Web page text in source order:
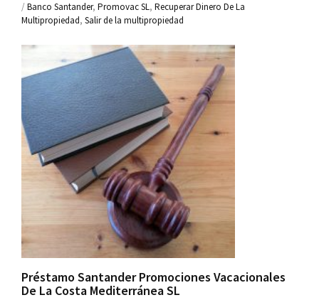
/Banco Santander, Promovac SL, Recuperar Dinero De La
Multipropiedad, Salir de la multipropiedad
Préstamo Santander Promociones Vacacionales
De La Costa Mediterránea SL